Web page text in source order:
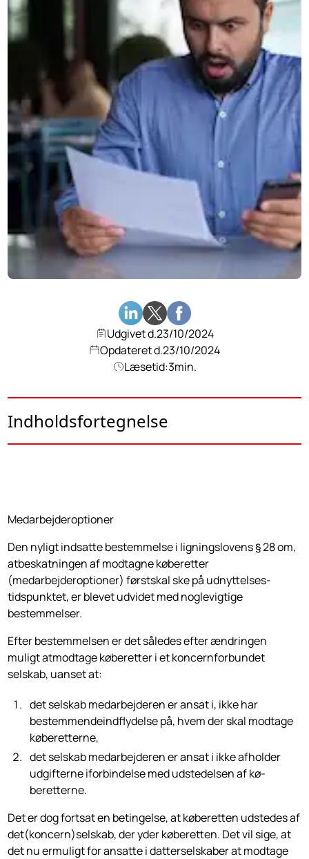
Udgivet d.23/10/2024
Opdateret d.23/10/2024
Læsetid:3min.
Indholdsfortegnelse
Medarbejderoptioner
Den nyligt indsatte bestemmelse i ligningslovens § 28 om,
atbeskatningen af modtagne køberetter
(medarbejderoptioner) førstskal ske på udnyttelses­
tidspunktet, er blevet udvidet med noglevigtige
bestemmelser.
Efter bestemmelsen er det således efter ændringen
muligt atmodtage køberetter i et koncernforbundet
selskab, uanset at:
det selskab medarbejderen er ansat i, ikke har
bestemmendeindflydelse på, hvem der skal modtage
købe­retterne,
det selskab medarbejderen er ansat i ikke afholder
udgifterne iforbindelse med udstedelsen af kø­
beretterne.
Det er dog fortsat en betingelse, at køberetten udstedes af
det(kon­cern)selskab, der yder køberetten. Det vil sige, at
det nu ermuligt for ansatte i datterselskaber at modtage